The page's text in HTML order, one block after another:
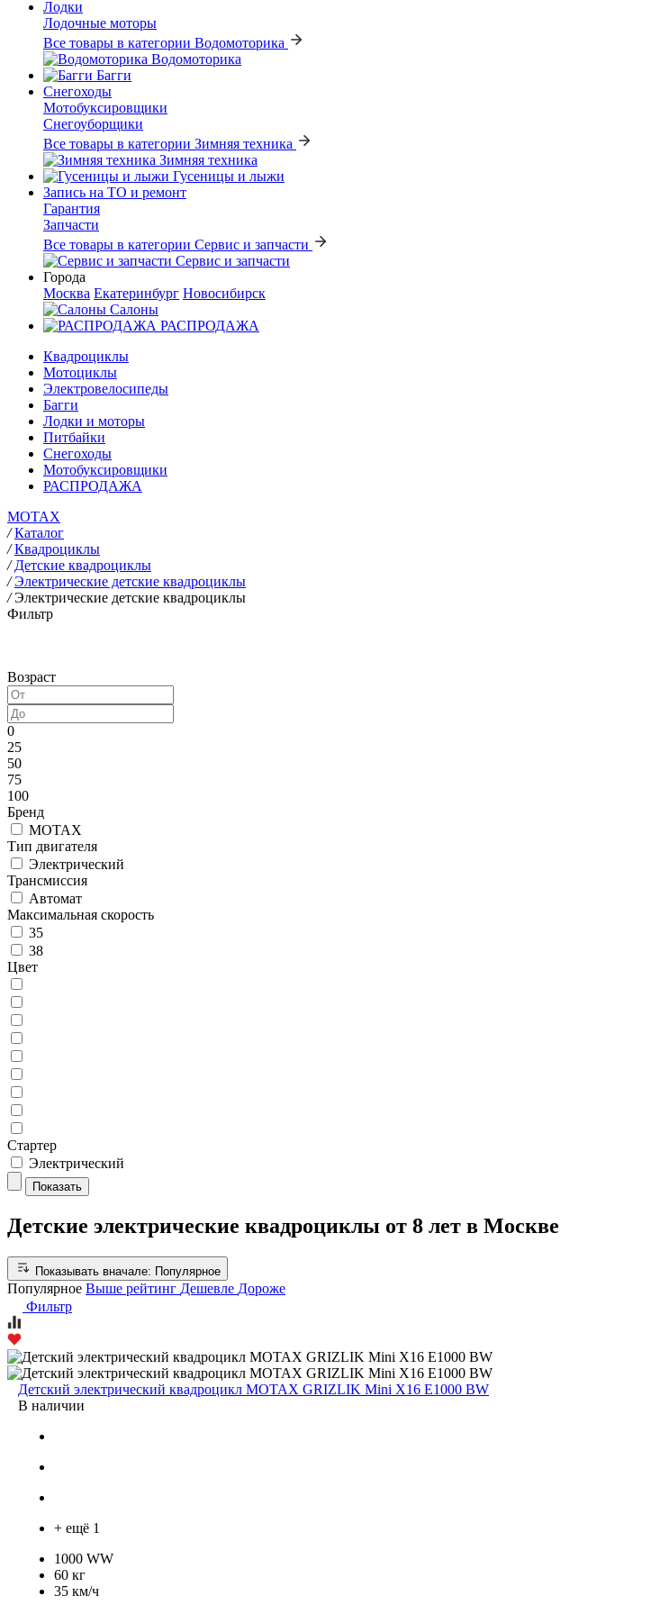
Лодки
Лодочные моторы
Все товары в категории Водомоторика
Водомоторика
Багги
Снегоходы
Мотобуксировщики
Снегоуборщики
Все товары в категории Зимняя техника
Зимняя техника
Гусеницы и лыжи
Запись на ТО и ремонт
Гарантия
Запчасти
Все товары в категории Сервис и запчасти
Сервис и запчасти
Города
Москва Екатеринбург Новосибирск
Салоны
РАСПРОДАЖА
Квадроциклы
Мотоциклы
Электровелосипеды
Багги
Лодки и моторы
Питбайки
Снегоходы
Мотобуксировщики
РАСПРОДАЖА
MOTAX
/ Каталог
/ Квадроциклы
/ Детские квадроциклы
/ Электрические детские квадроциклы
/ Электрические детские квадроциклы
Фильтр
Возраст
0
25
50
75
100
Бренд
MOTAX
Тип двигателя
Электрический
Трансмиссия
Автомат
Максимальная скорость
35
38
Цвет
Стартер
Электрический
Показать
Детские электрические квадроциклы от 8 лет в Москве
Показывать вначале: Популярное
Популярное Выше рейтинг Дешевле Дороже
Фильтр
Детский электрический квадроцикл MOTAX GRIZLIK Mini X16 E1000 BW
В наличии
+ ещё 1
1000 WW
60 кг
35 км/ч